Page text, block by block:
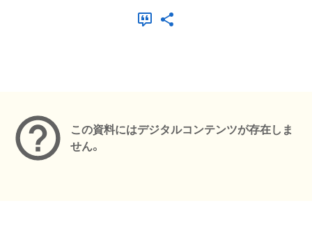
この資料にはデジタルコンテンツが存在しま
せん。